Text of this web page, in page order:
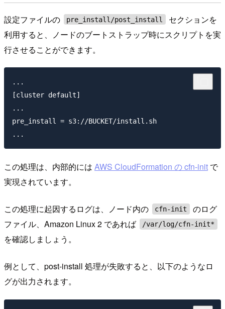
設定ファイルの pre_install/post_install
セクションを
利用すると、ノードのブートストラップ時にスクリプトを実
行させることができます。
...
[cluster default]
...
pre_install = s3://BUCKET/install.sh
この処理は、内部的には AWS CloudFormation の cfn-init で
実現されています。
この処理に起因するログは、ノード内の cfn-init
のログ
ファイル、Amazon Linux 2 であれば
/var/log/cfn-init*
を確認しましょう。
例として、post-install 処理が失敗すると、以下のようなロ
グが出力されます。